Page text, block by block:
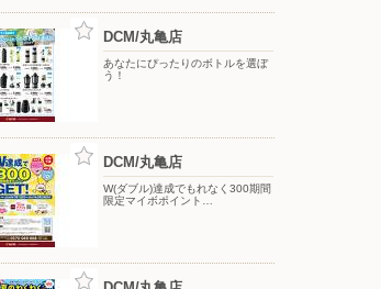
DCM/丸亀店
あなたにぴったりのボトルを選ぼ
う！
DCM/丸亀店
W(ダブル)達成でもれなく300期間
限定マイボポイント…